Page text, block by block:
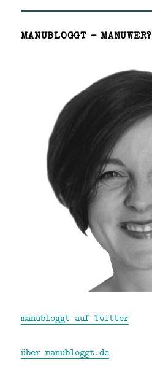
MANUBLOGGT – MANUWER?
manubloggt auf Twitter
über manubloggt.de